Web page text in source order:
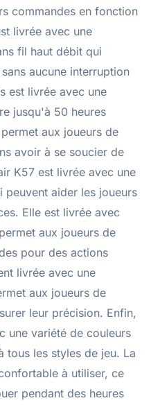
commandes en fonction
livrée avec une
fil haut débit qui
aucune interruption
est livrée avec une
jusqu'à 50 heures
aux joueurs de
avoir à se soucier de
K57 est livrée avec une
aider les joueurs
Elle est livrée avec
aux joueurs de
pour des actions
livrée avec une
aux joueurs de
leur précision. Enfin,
une variété de couleurs
les styles de jeu. La
à utiliser, ce
pendant des heures